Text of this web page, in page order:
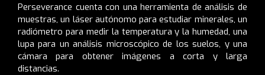
Perseverance cuenta con una herramienta de análisis de
muestras, un láser autónomo para estudiar minerales, un
radiómetro para medir la temperatura y la humedad, una
lupa para un análisis microscópico de los suelos, y una
cámara para obtener imágenes a corta y larga
distancias.